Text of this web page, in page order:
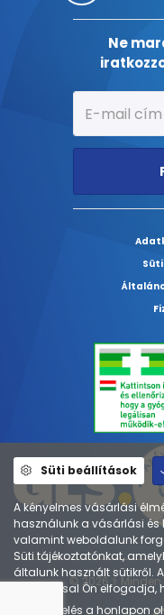
Ne
© 2026 ⚕︎
Süti beállítások
A kényelmes vásárlási
használunk a vásárlási és
valamint weboldalunk
Süti tájékoztatónkat,
általunk használt sütikről.
kattintással Ön
Sütikezelés a honlapon